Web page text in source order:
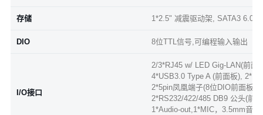
存储 1*2.5" 减震驱动架, SATA3
DIO 8位TTL信号,可编程输入输出
I/O接口
2/3*RJ45 w/ LED Gig-LAN(前面
4*USB3.0 Type A (前面板),
2*5pin凤凰端子(8位DIO前面板);
2*RS232/422/485 DB9 公头(前
1*Audio-out,1*MIC，3.5mm音频